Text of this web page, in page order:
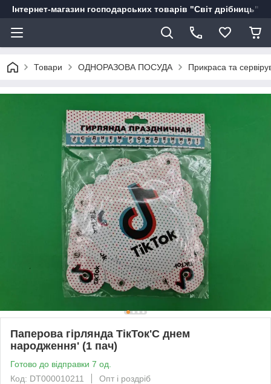
Інтернет-магазин господарських товарів "Світ дрібниць"
Товари ОДНОРАЗОВА ПОСУДА Прикраса та
Паперова гірлянда ТікТок'С днем
народження' (1 пач)
Готово до відправки 7 од.
Код: DT000010211
Опт і роздріб